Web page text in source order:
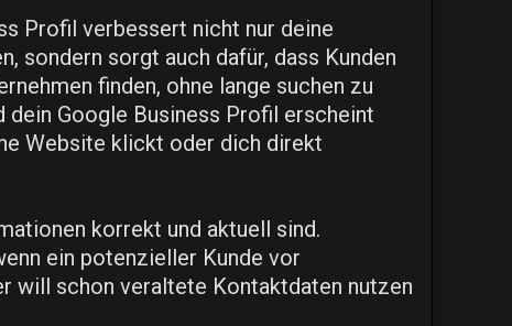
Profil verbessert nicht nur deine
sondern sorgt auch dafür, dass Kunden
finden, ohne lange suchen zu
dein Google Business Profil erscheint
Website klickt oder dich direkt
korrekt und aktuell sind.
ein potenzieller Kunde vor
will schon veraltete Kontaktdaten nutzen